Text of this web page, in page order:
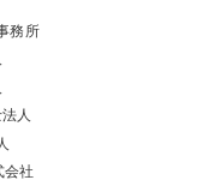
務所
人
会社